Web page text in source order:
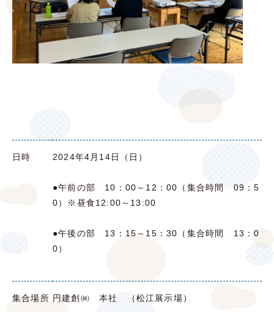
日時 2024年4月14日（日）
●午前の部 10：00～12：00（ 集合時間 09：5
0）※昼食12:00～13:00
●午後の部 13：15～15：30（ 集合時間 13：0
0）
集合場所 円建創㈱ 本社 （松江展示場）